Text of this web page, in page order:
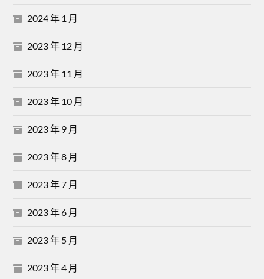
2024 年 1 月
2023 年 12 月
2023 年 11 月
2023 年 10 月
2023 年 9 月
2023 年 8 月
2023 年 7 月
2023 年 6 月
2023 年 5 月
2023 年 4 月